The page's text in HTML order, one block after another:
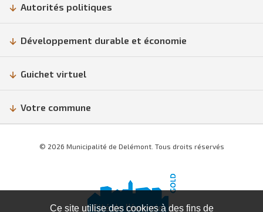
Autorités politiques
Développement durable et économie
Guichet virtuel
Votre commune
© 2026 Municipalité de Delémont. Tous droits réservés
Ce site utilise des cookies à des fins de